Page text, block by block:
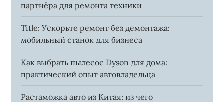
партнёра для ремонта техники
Title: Ускорьте ремонт без демонтажа:
мобильный станок для бизнеса
Как выбрать пылесос Dyson для дома:
практический опыт автовладельца
Растаможка авто из Китая: из чего